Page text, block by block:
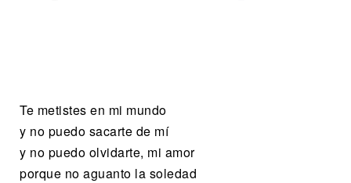
Te metistes en mi mundo
y no puedo sacarte de mí
y no puedo olvidarte, mi amor
porque no aguanto la soledad